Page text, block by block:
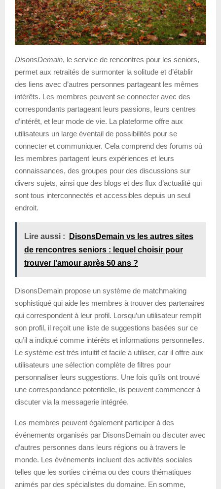
DisonsDemain, le service de rencontres pour les seniors,
permet aux retraités de surmonter la solitude et d’établir
des liens avec d’autres personnes partageant les mêmes
intérêts. Les membres peuvent se connecter avec des
correspondants partageant leurs passions, leurs centres
d’intérêt, et leur mode de vie. La plateforme offre aux
utilisateurs un large éventail de possibilités pour se
connecter et communiquer. Cela comprend des forums où
les membres partagent leurs expériences et leurs
connaissances, des groupes pour des discussions sur
divers sujets, ainsi que des blogs et des flux d’actualité qui
sont tous interconnectés et accessibles depuis un seul
endroit.
Lire aussi :
DisonsDemain vs les autres sites
de rencontres seniors : lequel choisir pour
trouver l'amour après 50 ans ?
DisonsDemain propose un système de matchmaking
sophistiqué qui aide les membres à trouver des partenaires
qui correspondent à leur profil. Lorsqu’un utilisateur remplit
son profil, il reçoit une liste de suggestions basées sur ce
qu’il a indiqué comme intérêts et informations personnelles.
Le système est très intuitif et facile à utiliser, car il offre aux
utilisateurs une sélection complète de filtres pour
personnaliser leurs suggestions. Une fois qu’ils ont trouvé
une correspondance potentielle, ils peuvent commencer à
discuter via la messagerie intégrée.
Les membres peuvent également participer à des
événements organisés par DisonsDemain ou discuter avec
d’autres personnes dans leurs régions ou à travers le
monde. Les événements incluent des activités sociales
telles que les sorties cinéma ou des cours thématiques
animés par des spécialistes du domaine. En somme,